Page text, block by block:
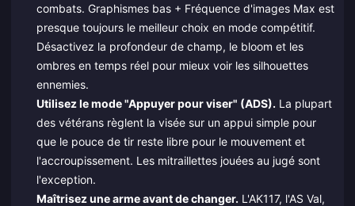
combats. Graphismes bas + Fréquence d'images Max est
presque toujours le meilleur choix en mode compétitif.
Désactivez la profondeur de champ, le bloom et les
ombres en temps réel pour mieux voir les silhouettes
ennemies.
Utilisez le mode "Appuyer pour viser" (ADS). La plupart
des vétérans règlent la visée sur un appui simple pour
que le pouce de tir reste libre pour le mouvement et
l'accroupissement. Les mitraillettes jouées au jugé sont
l'exception.
Maîtrisez une arme avant de changer. L'AK117, l'AS Val,